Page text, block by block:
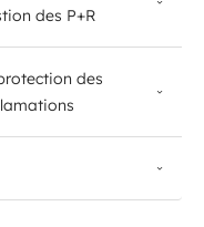
des P+R
des